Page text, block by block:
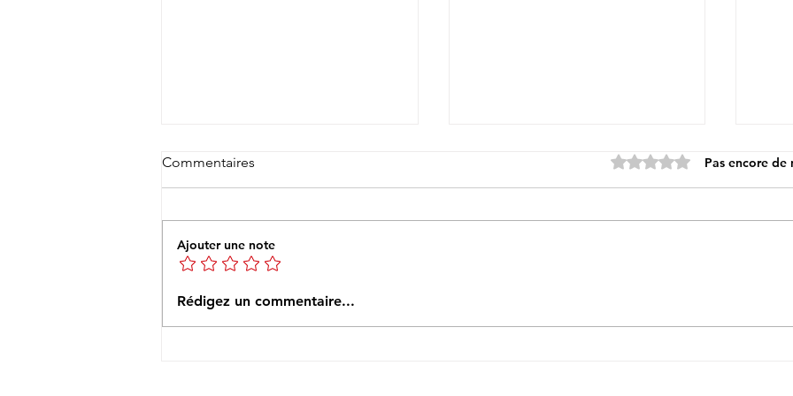
15 Décembre - LA SELLE-
Commentaires Noté 0 étoile sur 5.Pas encore de
Ajouter une note
Rédigez un commentaire...